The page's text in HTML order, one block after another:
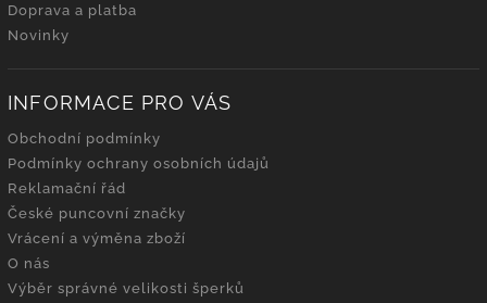
Doprava a platba
Novinky
INFORMACE PRO VÁS
Obchodní podmínky
Podmínky ochrany osobních údajů
Reklamační řád
České puncovní značky
Vrácení a výměna zboží
O nás
Výběr správné velikosti šperků